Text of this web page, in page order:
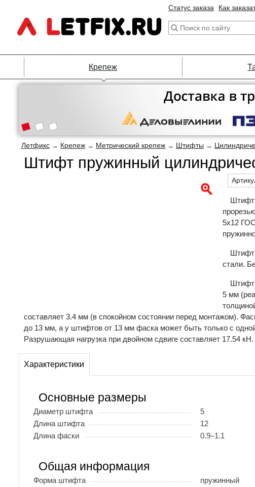
Статус заказа Как
Крепеж
Летфикс → Крепеж → Метрический крепеж → Штифты →
Штифт пружинный
Штифт
5х12
Штифт
стали.
Штифт
5 мм
составляет 3.4 мм (в спокойном состоянии перед монтажом).
до 13 мм, а у штифтов от 13 мм фаска может быть только с
Разрушающая нагрузка при двойном сдвиге составляет 17.54 кН.
Характеристики
Основные размеры
Диаметр штифта
5
Длина штифта
12
Длина фаски
0.9–1.1
Общая информация
Форма штифта
пружинный